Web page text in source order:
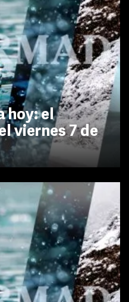
hoy: el
viernes 7 de